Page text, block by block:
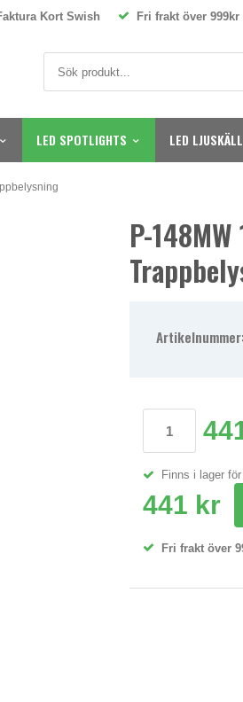
Kort Swish Fri frakt över 999kr
LED SPOTLIGHTS LED
P-
Finns i lager
441 kr
Fri frakt över